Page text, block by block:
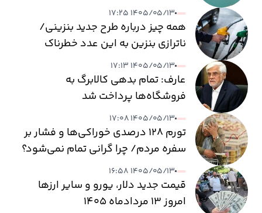
۱۴۰۵/۰۵/۱۳ ۱۷:۲۵
همه چیز درباره طرح جدید بنزینی/
ناترازی بنزین به این عدد خطرناک
می‌رسد
۱۴۰۵/۰۵/۱۳ ۱۷:۱۳
عارف: تمام بدهی کالابرگ به
فروشگاه‌ها پرداخت شد
۱۴۰۵/۰۵/۱۳ ۱۷:۰۸
تورم ۱۲۸ درصدی خوراکی‌ها و فشار بر
سفره مردم/ چرا گرانی تمام نمی‌شود؟
۱۴۰۵/۰۵/۱۳ ۱۶:۵۸
قیمت جدید دلار، یورو و سایر ارزها
امروز ۱۳ مردادماه ۱۴۰۵